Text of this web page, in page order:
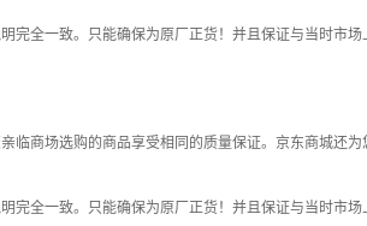
全一致。只能确保为原厂正货！并且保证与当时市
商场选购的商品享受相同的质量保证。京东商城还
全一致。只能确保为原厂正货！并且保证与当时市